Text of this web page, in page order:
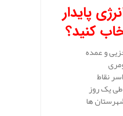
پایدار
کنید؟
و عمده
نقاط
یک روز
ها